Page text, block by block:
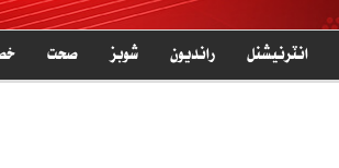
انٽرنيشنل رانديون شوبز صحت